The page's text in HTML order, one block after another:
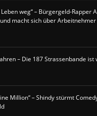
weg“ – Bürgergeld-Rapper
macht sich über
– Die 187 Strassenbande
Million“ – Shindy stürmt